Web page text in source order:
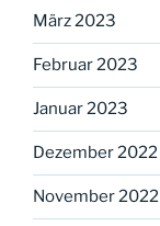
März 2023
Februar 2023
Januar 2023
Dezember 2022
November 2022